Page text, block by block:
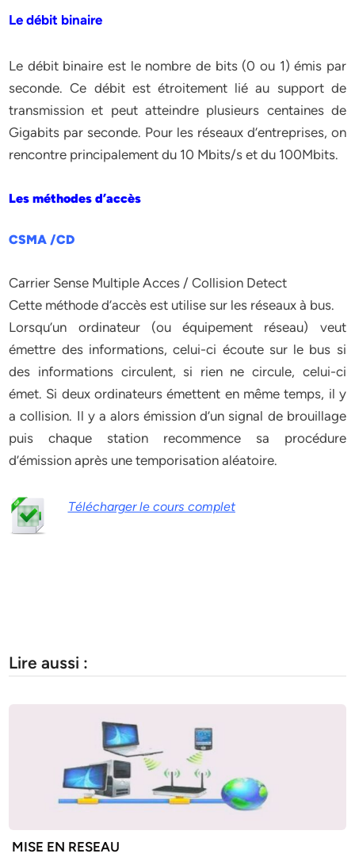
Le débit binaire
Le débit binaire est le nombre de bits (0 ou 1) émis par
seconde. Ce débit est étroitement lié au support de
transmission et peut atteindre plusieurs centaines de
Gigabits par seconde. Pour les réseaux d’entreprises, on
rencontre principalement du 10 Mbits/s et du 100Mbits.
Les méthodes d’accès
CSMA /CD
Carrier Sense Multiple Acces / Collision Detect
Cette méthode d’accès est utilise sur les réseaux à bus.
Lorsqu’un ordinateur (ou équipement réseau) veut
émettre des informations, celui-ci écoute sur le bus si
des informations circulent, si rien ne circule, celui-ci
émet. Si deux ordinateurs émettent en même temps, il y
a collision. Il y a alors émission d’un signal de brouillage
puis chaque station recommence sa procédure
d’émission après une temporisation aléatoire.
Télécharger le cours complet
Lire aussi :
MISE EN RESEAU